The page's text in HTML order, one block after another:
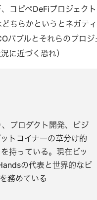
コピペDeFiプロジェク
ちらかというとネガテ
バブルとそれらのプロジ
に近づく恐れ）
プロダクト開発、ビジ
トコイナーの草分け的
持っている。現在ビッ
の代表と世界的なビ
務めている